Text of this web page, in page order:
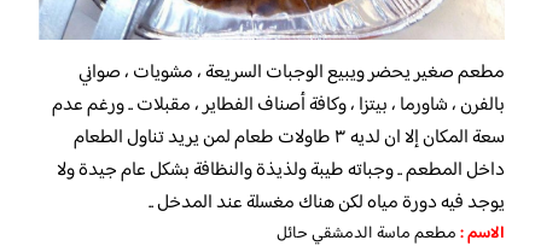
مطعم صغير يحضر ويبيع الوجبات السريعة ، مشويات ، صواني
بالفرن ، شاورما ، بيتزا ، وكافة أصناف الفطاير ، مقبلات .. ورغم عدم
سعة المكان إلا ان لديه ٣ طاولات طعام لمن يريد تناول الطعام
داخل المطعم .. وجباته طيبة ولذيذة والنظافة بشكل عام جيدة ولا
يوجد فيه دورة مياه لكن هناك مغسلة عند المدخل ..
الاسم :مطعم ماسة الدمشقي حائل